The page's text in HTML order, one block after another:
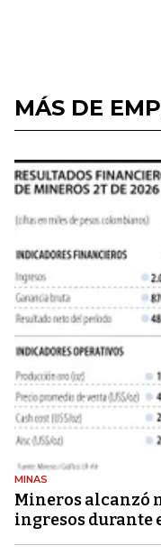
MÁS DE
MINAS
Mineros alcanzó
ingresos durante